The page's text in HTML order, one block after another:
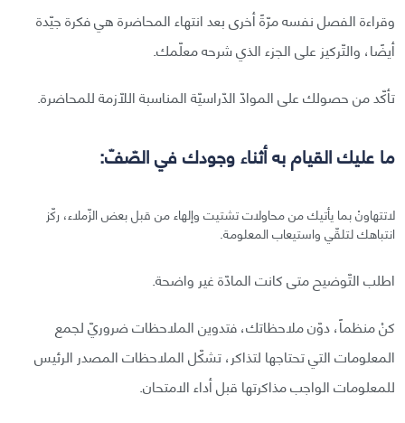
وقراءة الفصل نفسه مرّةً أخرى بعد انتهاء المحاضرة هي فكرة جيّدة
أيضًا، والتّركيز على الجزء الذي شرحه معلّمك.
تأكّد من حصولك على الموادّ الدّراسيّة المناسبة اللّازمة للمحاضرة.
ما عليك القيام به أثناء وجودك في الصّفّ:
لاتتهاونْ بما يأتيك من محاولات تشتيت وإلهاء من قبل بعض الزّملاء، ركّز
انتباهك لتلقّي واستيعاب المعلومة.
اطلب التّوضيح متى كانت المادّة غير واضحة.
كنْ منظماً، دوّن ملاحظاتك، فتدوين الملاحظات ضروريّ لجمع
المعلومات التي تحتاجها لتذاكر، تشكّل الملاحظات المصدر الرئيس
للمعلومات الواجب مذاكرتها قبل أداء الامتحان.